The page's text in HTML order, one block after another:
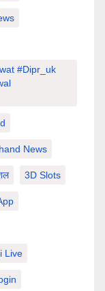
#dipr_uk
News
3D Slots
Live